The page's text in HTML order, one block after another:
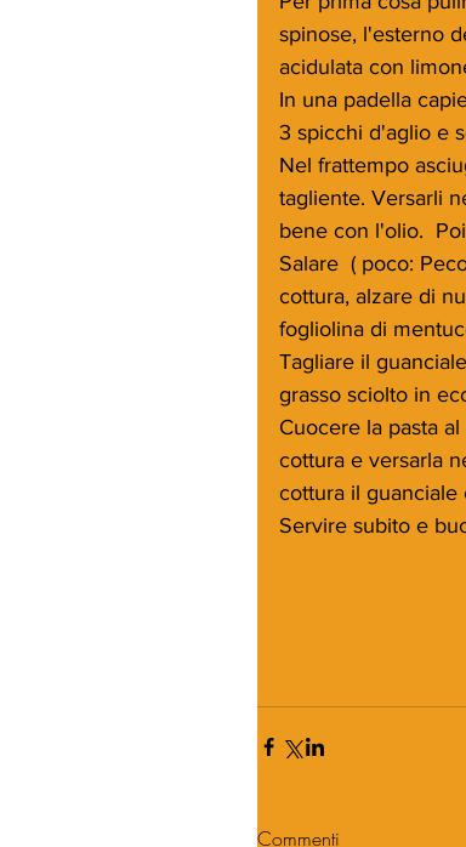
spinose, l'esterno
acidulata con
In una padella
3 spicchi d'aglio e
Nel frattempo
tagliente. Versarli
bene con l'olio.
Salare  ( poco:
cottura, alzare di
fogliolina di
Tagliare il
grasso sciolto in
Cuocere la pasta
cottura e versarla
cottura il guanciale
Servire subito e
Commenti